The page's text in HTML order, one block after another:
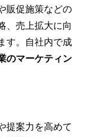
販促施策などの
、売上拡大に向
す。自社内で成
のマーケティン
提案力を高めて